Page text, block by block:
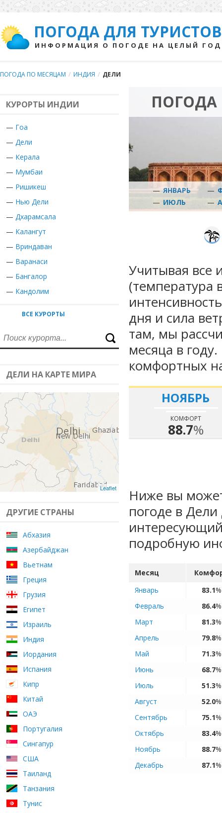
ПОГОДА ДЛЯ ТУРИСТОВ
ИНФОРМАЦИЯ О ПОГОДЕ НА ЦЕЛЫЙ ГОД
ПОГОДА ПО МЕСЯЦАМ / ИНДИЯ / ДЕЛИ
КУРОРТЫ ИНДИИ
— Гоа
— Дели
— Керала
— Мумбаи
— Ришикеш
— Нью Дели
— Дхарамсала
— Калангут
— Вриндаван
— Варанаси
— Бангалор
— Кандолим
ВСЕ КУРОРТЫ
ДЕЛИ НА КАРТЕ МИРА
Leaflet
ДРУГИЕ СТРАНЫ
Абхазия
Азербайджан
Вьетнам
Греция
Грузия
Египет
Израиль
Индия
Иордания
Испания
Кипр
Китай
ОАЭ
Португалия
Сингапур
США
Таиланд
Танзания
Тунис
ПОГОДА
—ЯНВАРЬ —
— ИЮЛЬ —
Учитывая все
(температура
дня и сила
там, мы
месяца в
комфортных
НОЯБРЬ
КОМФОРТ
88.7%
Ниже вы
погоде в
подробную
Месяц
Январь
83.1%
Февраль
86.4%
Март
81.3%
Апрель
79.8%
Май
71.3%
Июнь
68.7%
Июль
51.3%
Август
52.0%
Сентябрь
75.1%
Октябрь
83.4%
Ноябрь
88.7%
Декабрь
87.1%